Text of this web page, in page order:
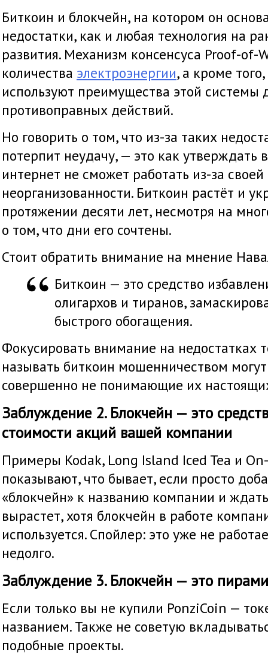
Биткоин и блокчейн, на котором он
недостатки, как и любая технология на
развития. Механизм консенсуса Proof-of-
количества электроэнергии, а кроме
используют преимущества этой системы
противоправных действий.
Но говорить о том, что из-за таких
потерпит неудачу, — это как утверждать
интернет не сможет работать из-за
неорганизованности. Биткоин растёт и
протяжении десяти лет, несмотря на
о том, что дни его сочтены.
Стоит обратить внимание на мнение
Биткоин — это средство
олигархов и тиранов,
быстрого обогащения.
Фокусировать внимание на недостатках
называть биткоин мошенничеством
совершенно не понимающие их
Заблуждение 2. Блокчейн — это
стоимости акций вашей компании
Примеры Kodak, Long Island Iced Tea и
показывают, что бывает, если просто
«блокчейн» к названию компании и
вырастет, хотя блокчейн в работе
используется. Спойлер: это уже не
недолго.
Заблуждение 3. Блокчейн — это
Если только вы не купили PonziCoin —
названием. Также не советую
подобные проекты.